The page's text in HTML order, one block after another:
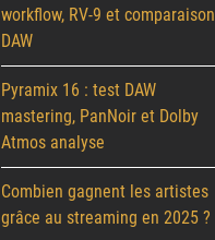
workflow, RV-9 et comparaison
DAW
Pyramix 16 : test DAW
mastering, PanNoir et Dolby
Atmos analyse
Combien gagnent les artistes
grâce au streaming en 2025 ?